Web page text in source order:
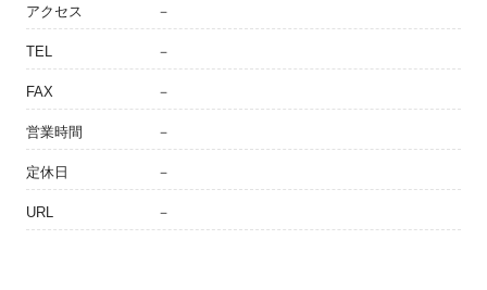
アクセス －
TEL －
FAX －
営業時間 －
定休日 －
URL －